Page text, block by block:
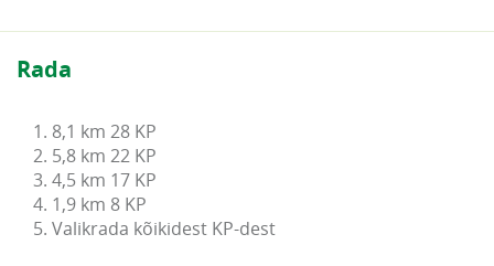
Rada
1. 8,1 km 28 KP
2. 5,8 km 22 KP
3. 4,5 km 17 KP
4. 1,9 km 8 KP
5. Valikrada kõikidest KP-dest